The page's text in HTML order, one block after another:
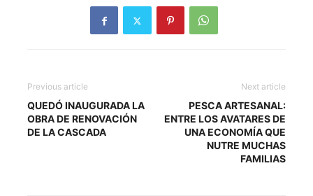
Previous article
QUEDÓ INAUGURADA LA
OBRA DE RENOVACIÓN
DE LA CASCADA
Next article
PESCA ARTESANAL:
ENTRE LOS AVATARES DE
UNA ECONOMÍA QUE
NUTRE MUCHAS
FAMILIAS